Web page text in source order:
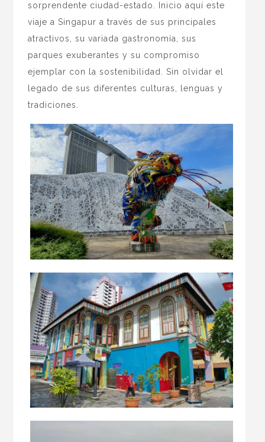
sorprendente ciudad-estado. Inicio aquí este
viaje a Singapur a través de sus principales
atractivos, su variada gastronomía, sus
parques exuberantes y su compromiso
ejemplar con la sostenibilidad. Sin olvidar el
legado de sus diferentes culturas, lenguas y
tradiciones.